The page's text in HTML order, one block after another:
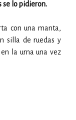
se lo pidieron.
con una manta,
silla de ruedas y
la urna una vez